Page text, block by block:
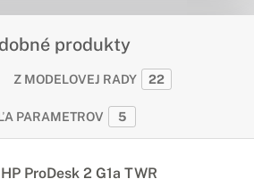
produkty
Z MODELOVEJ RADY 22
PARAMETROV 5
HP ProDesk 2 G1a TWR